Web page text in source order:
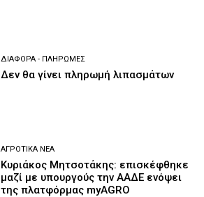
ΔΙΆΦΟΡΑ - ΠΛΗΡΩΜΈΣ
Δεν θα γίνει πληρωμή λιπασμάτων
ΑΓΡΟΤΙΚΆ ΝΈΑ
Κυριάκος Μητσοτάκης: επισκέφθηκε
μαζί με υπουργούς την ΑΑΔΕ ενόψει
της πλατφόρμας myAGRO